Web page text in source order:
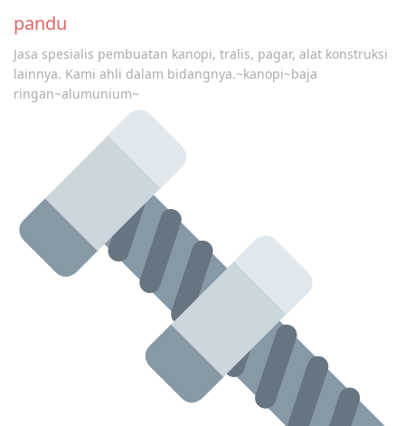
pandu
Jasa spesialis pembuatan kanopi, tralis, pagar, alat konstruksi
lainnya. Kami ahli dalam bidangnya.~kanopi~baja
ringan~alumunium~